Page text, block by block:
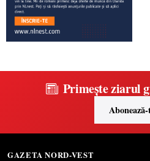
Primește ziarul
GAZETA NORD-VEST